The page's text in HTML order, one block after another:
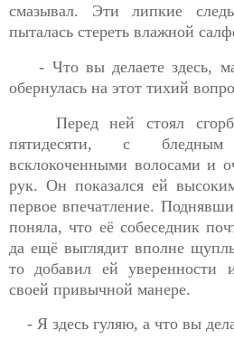
смазывал. Эти липкие
пыталась стереть влажной
- Что вы делаете здесь,
обернулась на этот тихий
Перед ней стоял
пятидесяти, с
всклокоченными волосами и
рук. Он показался ей
первое впечатление.
поняла, что её собеседник
да ещё выглядит вполне
то добавил ей уверенности
своей привычной манере.
- Я здесь гуляю, а что вы